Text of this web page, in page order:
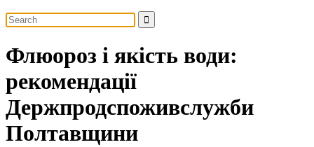
Флюороз і якість води:
рекомендації
Держпродспоживслужби
Полтавщини